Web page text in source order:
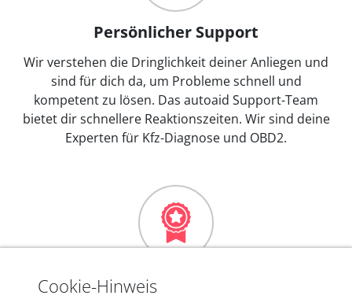
Persönlicher Support
Wir verstehen die Dringlichkeit deiner Anliegen und
sind für dich da, um Probleme schnell und
kompetent zu lösen. Das autoaid Support-Team
bietet dir schnellere Reaktionszeiten. Wir sind deine
Experten für Kfz-Diagnose und OBD2.
Mehr als 10 Jahre Erfahrung
Cookie-Hinweis